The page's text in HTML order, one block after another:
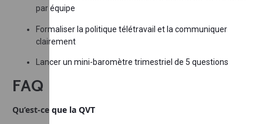
par équipe
Formaliser la politique télétravail et la communiquer
clairement
Lancer un mini-baromètre trimestriel de 5 questions
FAQ
Qu’est-ce que la QVT